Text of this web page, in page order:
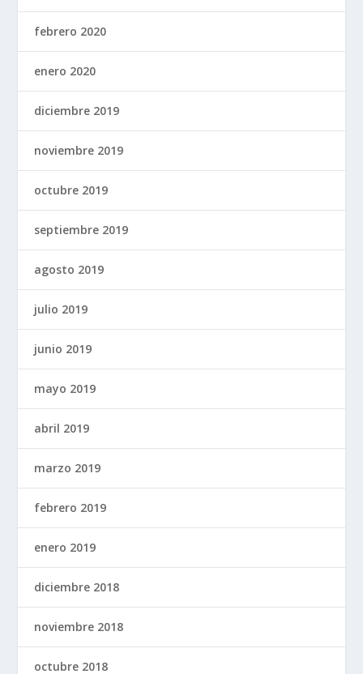
febrero 2020
enero 2020
diciembre 2019
noviembre 2019
octubre 2019
septiembre 2019
agosto 2019
julio 2019
junio 2019
mayo 2019
abril 2019
marzo 2019
febrero 2019
enero 2019
diciembre 2018
noviembre 2018
octubre 2018